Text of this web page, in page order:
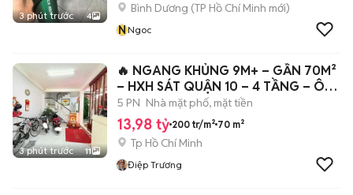
3 phút trước 4
Bình Dương (TP Hồ Chí Minh mới)
NNgoc
3 phút trước 11
🔥 NGANG KHỦNG 9M+ – GẦN 70M²
– HXH SÁT QUẬN 10 – 4 TẦNG – Ô
CHỜ THANG
5 PN Nhà mặt phố, mặt tiền
13,98 tỷ 200 tr/m² 70 m²
Tp Hồ Chí Minh
Điệp Trương